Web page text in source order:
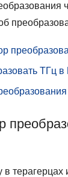
ТГц в
в